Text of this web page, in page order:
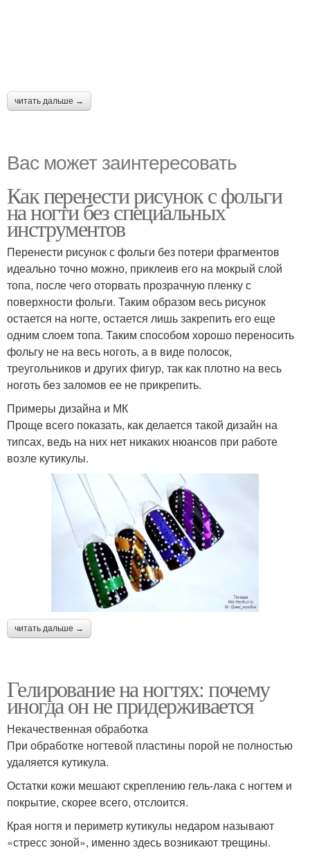
читать дальше →
Вас может заинтересовать
Как перенести рисунок с фольги
на ногти без специальных
инструментов
Перенести рисунок с фольги без потери фрагментов
идеально точно можно, приклеив его на мокрый слой
топа, после чего оторвать прозрачную пленку с
поверхности фольги. Таким образом весь рисунок
остается на ногте, остается лишь закрепить его еще
одним слоем топа. Таким способом хорошо переносить
фольгу не на весь ноготь, а в виде полосок,
треугольников и других фигур, так как плотно на весь
ноготь без заломов ее не прикрепить.
Примеры дизайна и МК
Проще всего показать, как делается такой дизайн на
типсах, ведь на них нет никаких нюансов при работе
возле кутикулы.
читать дальше →
Гелирование на ногтях: почему
иногда он не придерживается
Некачественная обработка
При обработке ногтевой пластины порой не полностью
удаляется кутикула.
Остатки кожи мешают скреплению гель-лака с ногтем и
покрытие, скорее всего, отслоится.
Края ногтя и периметр кутикулы недаром называют
«стресс зоной», именно здесь возникают трещины.